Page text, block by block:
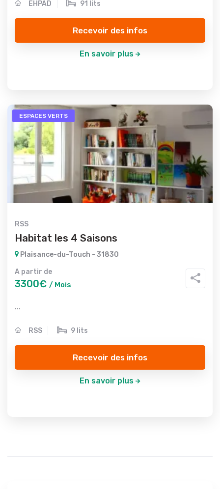
EHPAD 91 lits
Recevoir des infos
En savoir plus
ESPACES VERTS
RSS
Habitat les 4 Saisons
Plaisance-du-Touch - 31830
A partir de
3300€ / Mois
...
RSS 9 lits
Recevoir des infos
En savoir plus